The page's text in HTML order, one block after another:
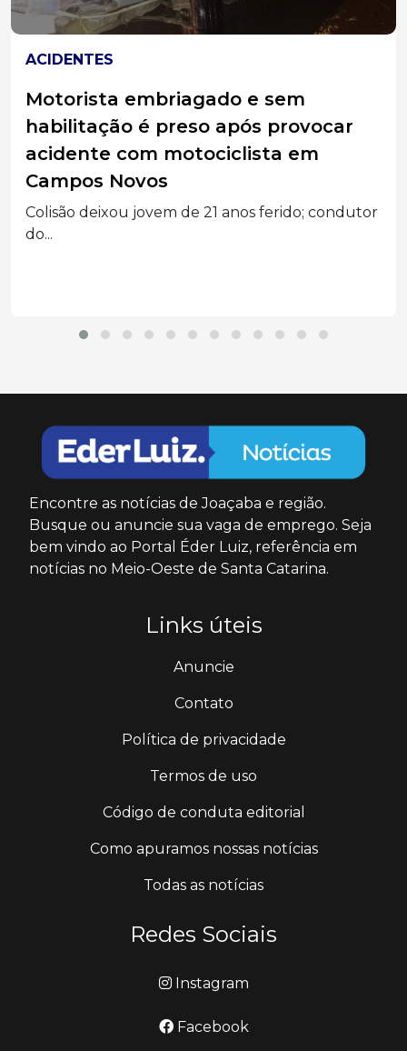
JOAÇABA
Equipe do Abrigo Municipal Frei
Bruno participa de capacitação para
qualificar atendimento a crianças e
adolescentes
Projeto em parceria com o SESI oferece suporte
psicossocial,...
Encontre as notícias de Joaçaba e região.
Busque ou anuncie sua vaga de emprego. Seja
bem vindo ao Portal Éder Luiz, referência em
notícias no Meio-Oeste de Santa Catarina.
Links úteis
Anuncie
Contato
Política de privacidade
Termos de uso
Código de conduta editorial
Como apuramos nossas notícias
Todas as notícias
Redes Sociais
Instagram
Facebook